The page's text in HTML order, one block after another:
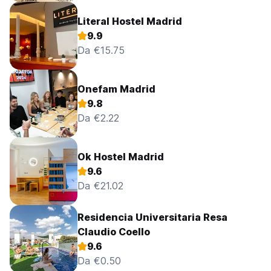
Literal Hostel Madrid
9.9
Da €15.75
Onefam Madrid
9.8
Da €2.22
Ok Hostel Madrid
9.6
Da €21.02
Residencia Universitaria Resa
Claudio Coello
9.6
Da €0.50